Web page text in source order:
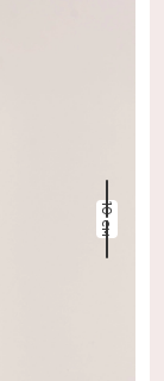
10 см